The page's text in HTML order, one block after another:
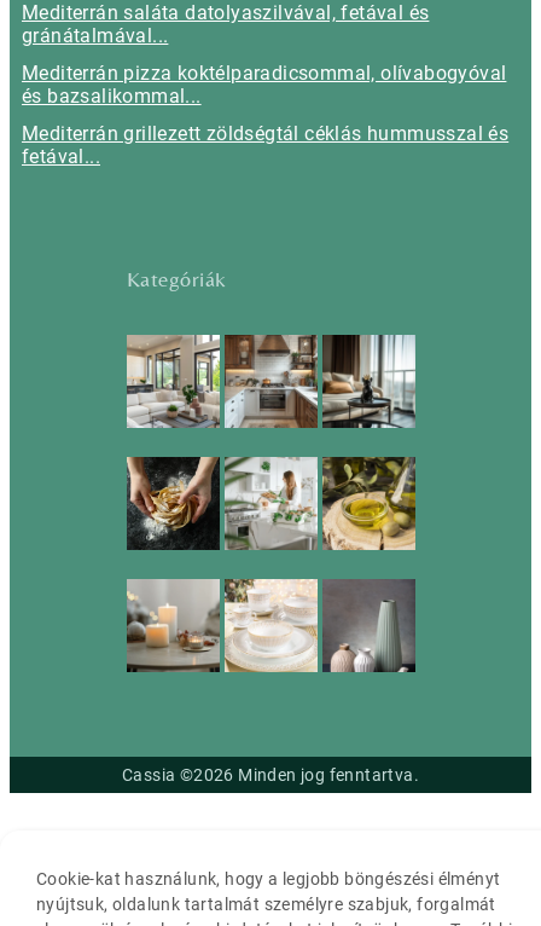
Mediterrán saláta datolyaszilvával, fetával és
gránátalmával...
Mediterrán pizza koktélparadicsommal, olívabogyóval
és bazsalikommal...
Mediterrán grillezett zöldségtál céklás hummusszal és
fetával...
Kategóriák
Cassia ©2026 Minden jog fenntartva.
Cookie-kat használunk, hogy a legjobb böngészési élményt
nyújtsuk, oldalunk tartalmát személyre szabjuk, forgalmát